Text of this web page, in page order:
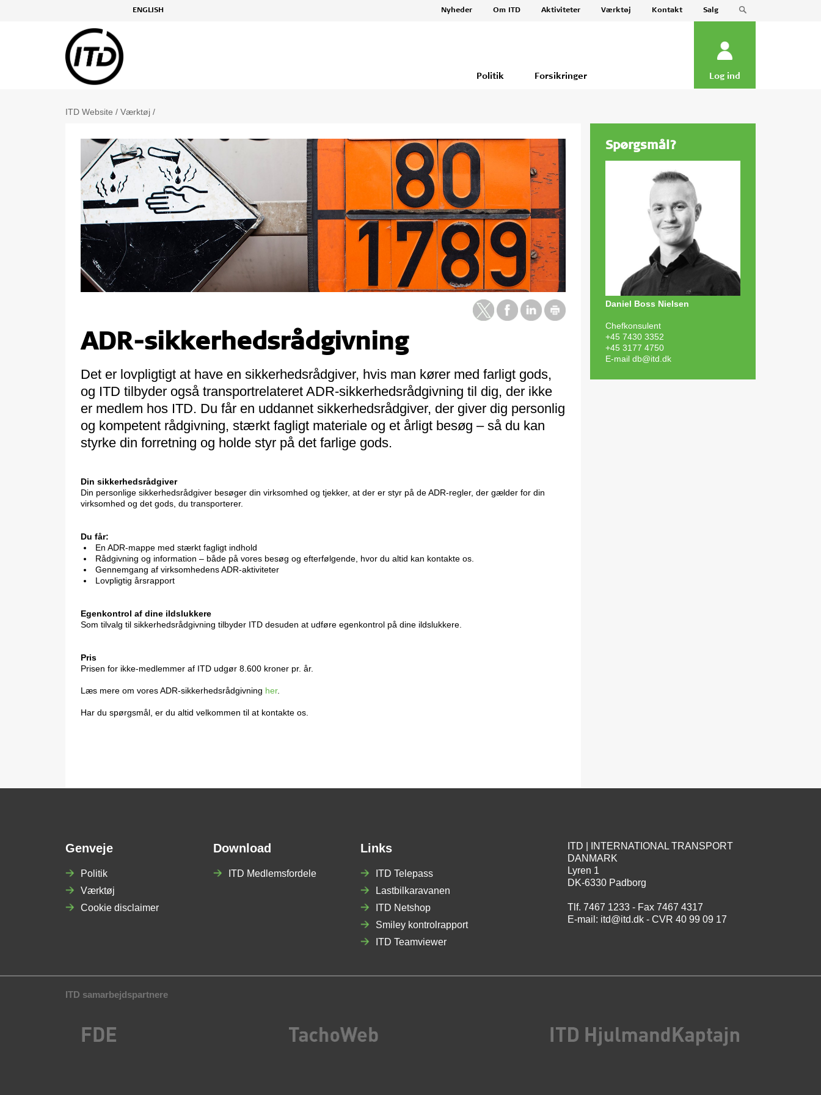
ENGLISH Nyheder Om ITD Aktiviteter Værktøj Kontakt Salg
Politik Forsikringer Log ind
ITD Website / Værktøj /
ADR-sikkerhedsrådgivning
Det er lovpligtigt at have en sikkerhedsrådgiver, hvis man kører med farligt gods,
og ITD tilbyder også transportrelateret ADR-sikkerhedsrådgivning til dig, der ikke
er medlem hos ITD. Du får en uddannet sikkerhedsrådgiver, der giver dig personlig
og kompetent rådgivning, stærkt fagligt materiale og et årligt besøg – så du kan
styrke din forretning og holde styr på det farlige gods.
Din sikkerhedsrådgiver
Din personlige sikkerhedsrådgiver besøger din virksomhed og tjekker, at der er styr på de ADR-regler, der gælder for din
virksomhed og det gods, du transporterer.
Du får:
En ADR-mappe med stærkt fagligt indhold
Rådgivning og information – både på vores besøg og efterfølgende, hvor du altid kan kontakte os.
Gennemgang af virksomhedens ADR-aktiviteter
Lovpligtig årsrapport
Egenkontrol af dine ildslukkere
Som tilvalg til sikkerhedsrådgivning tilbyder ITD desuden at udføre egenkontrol på dine ildslukkere.
Pris
Prisen for ikke-medlemmer af ITD udgør 8.600 kroner pr. år.
Læs mere om vores ADR-sikkerhedsrådgivning her.
Har du spørgsmål, er du altid velkommen til at kontakte os.
Spørgsmål?
Daniel Boss Nielsen
Chefkonsulent
+45 7430 3352
+45 3177 4750
E-mail db@itd.dk
Genveje
Politik
Værktøj
Cookie disclaimer
Download
ITD Medlemsfordele
Links
ITD Telepass
Lastbilkaravanen
ITD Netshop
Smiley kontrolrapport
ITD Teamviewer
ITD | INTERNATIONAL TRANSPORT
DANMARK
Lyren 1
DK-6330 Padborg
Tlf. 7467 1233 - Fax 7467 4317
E-mail: itd@itd.dk- CVR 40 99 09 17
ITD samarbejdspartnere